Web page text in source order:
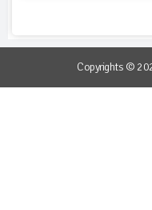
Copyrights ©